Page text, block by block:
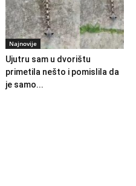
Najnovije
Ujutru sam u dvorištu
primetila nešto i pomislila da
je samo...